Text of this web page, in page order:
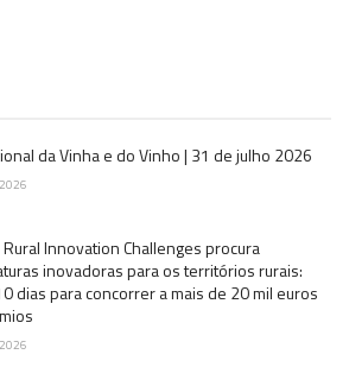
da Vinha e do Vinho | 31 de julho 2026
Innovation Challenges procura
inovadoras para os territórios rurais:
dias para concorrer a mais de 20 mil euros